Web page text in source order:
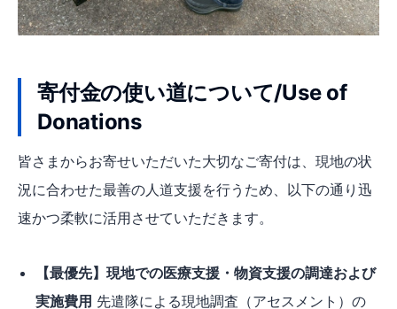
寄付金の使い道について/Use of
Donations
皆さまからお寄せいただいた大切なご寄付は、現地の状
況に合わせた最善の人道支援を行うため、以下の通り迅
速かつ柔軟に活用させていただきます。
【最優先】現地での医療支援・物資支援の調達および
実施費用 先遣隊による現地調査（アセスメント）の